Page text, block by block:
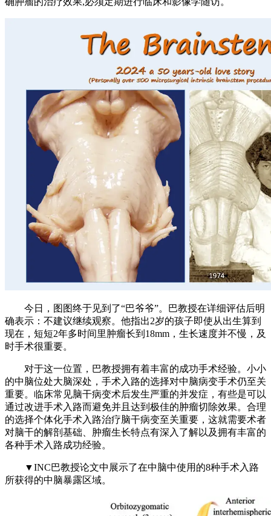
今日，图图终于见到了“巴爷爷”。巴教授在详细评估后明
确表示：不建议继续观察。他指出2岁的孩子即使从出生算到
现在，短短2年多时间里肿瘤长到18mm，生长速度并不慢，及
时手术很重要。
对于这一位置，巴教授拥有着丰富的成功手术经验。小小
的中脑位处大脑深处，手术入路的选择对中脑病变手术仍至关
重要。临床常见脑干病变术后发生严重的并发症，有些是可以
通过改进手术入路而避免并且达到极佳的肿瘤切除效果。合理
的选择个体化手术入路治疗脑干病变至关重要，这就需要术者
对脑干的解剖基础、肿瘤生长特点有深入了解以及拥有丰富的
各种手术入路成功经验。
▼INC巴教授论文中展示了在中脑中使用的8种手术入路
所获得的中脑暴露区域。